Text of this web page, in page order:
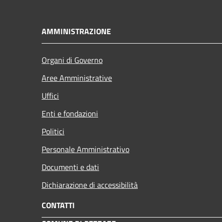
AMMINISTRAZIONE
Organi di Governo
Aree Amministrative
Uffici
Enti e fondazioni
Politici
Personale Amministrativo
Documenti e dati
Dichiarazione di accessibilità
CONTATTI